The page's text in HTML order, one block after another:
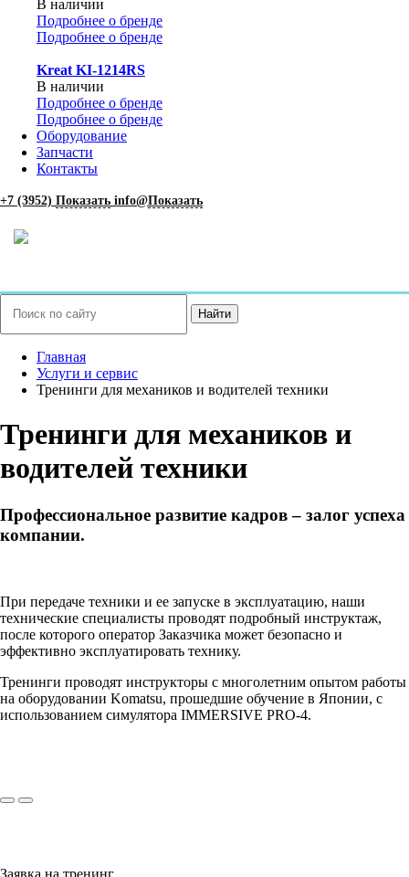
В наличии
Подробнее о бренде
Подробнее о бренде
Kreat KI-1214RS
В наличии
Подробнее о бренде
Подробнее о бренде
Оборудование
Запчасти
Контакты
+7 (3952) Показать info@Показать
Найти
Главная
Услуги и сервис
Тренинги для механиков и водителей техники
Тренинги для механиков и
водителей техники
Профессиональное развитие кадров – залог успеха
компании.
При передаче техники и ее запуске в эксплуатацию, наши
технические специалисты проводят подробный инструктаж,
после которого оператор Заказчика может безопасно и
эффективно эксплуатировать технику.
Тренинги проводят инструкторы с многолетним опытом работы
на оборудовании Komatsu, прошедшие обучение в Японии, с
использованием симулятора IMMERSIVE PRO-4.
Заявка на тренинг